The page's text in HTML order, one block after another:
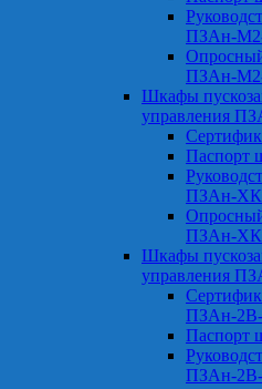
ПЗАн-
Опросный
ПЗАн-
Шкафы
управления
Паспорт
ПЗАн-
Опросный
ПЗАн-
Шкафы
управления
ПЗАн-
Паспорт
ПЗАн-